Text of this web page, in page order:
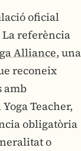
oficial
La referència
Alliance, una
reconeix
amb
Teacher,
obligatòria
o